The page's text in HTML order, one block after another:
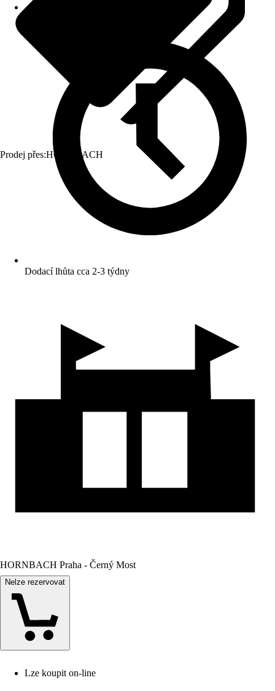
Prodej přes:HORNBACH
Dodací lhůta cca 2-3 týdny
HORNBACH Praha - Černý Most
Nelze rezervovat
Lze koupit on-line